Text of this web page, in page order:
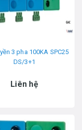
3 pha 100KA SPC25
DS/3+1
Liên hệ